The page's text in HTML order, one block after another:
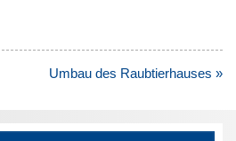
Umbau des Raubtierhauses »